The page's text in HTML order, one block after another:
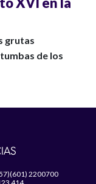
grutas
de los
2200700